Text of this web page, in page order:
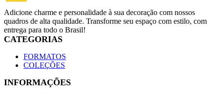
Adicione charme e personalidade à sua decoração com nossos
quadros de alta qualidade. Transforme seu espaço com estilo, com
entrega para todo o Brasil!
CATEGORIAS
FORMATOS
COLEÇÕES
INFORMAÇÕES